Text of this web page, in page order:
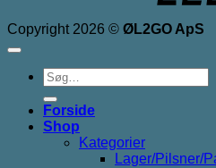
Copyright 2026 © ØL2GO ApS
Søg
efter:
Forside
Shop
Kategorier
Lager/Pilsner/